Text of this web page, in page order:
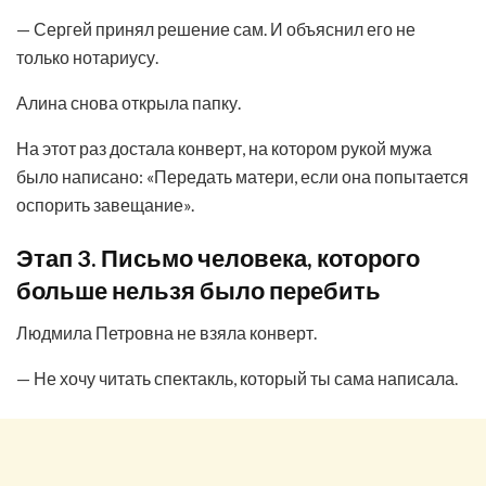
— Сергей принял решение сам. И объяснил его не
только нотариусу.
Алина снова открыла папку.
На этот раз достала конверт, на котором рукой мужа
было написано: «Передать матери, если она попытается
оспорить завещание».
Этап 3. Письмо человека, которого
больше нельзя было перебить
Людмила Петровна не взяла конверт.
— Не хочу читать спектакль, который ты сама написала.